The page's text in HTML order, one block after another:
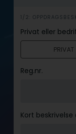
h
e
r
1/2:
Privat eller
PRIVAT
Reg.nr.
Kort